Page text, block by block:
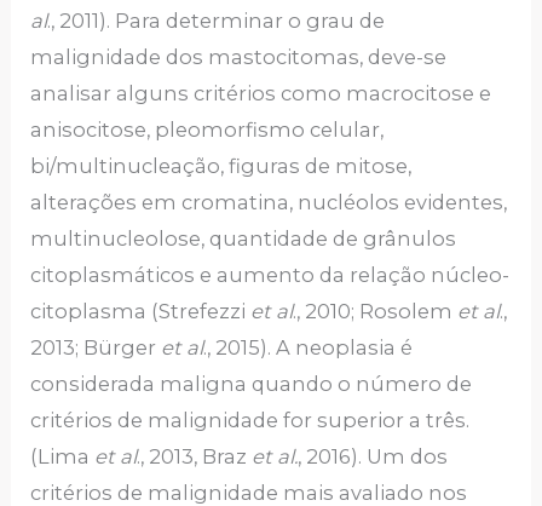
al., 2011). Para determinar o grau de
malignidade dos mastocitomas, deve-se
analisar alguns critérios como macrocitose e
anisocitose, pleomorfismo celular,
bi/multinucleação, figuras de mitose,
alterações em cromatina, nucléolos evidentes,
multinucleolose, quantidade de grânulos
citoplasmáticos e aumento da relação núcleo-
citoplasma (Strefezzi et al., 2010; Rosolem et al.,
2013; Bürger et al., 2015). A neoplasia é
considerada maligna quando o número de
critérios de malignidade for superior a três.
(Lima et al., 2013, Braz et al., 2016). Um dos
critérios de malignidade mais avaliado nos